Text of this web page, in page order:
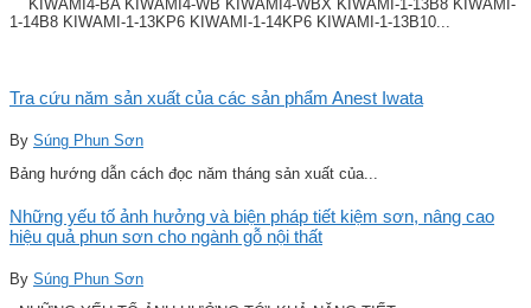
KIWAMI4-BA KIWAMI4-WB KIWAMI4-WBX KIWAMI-1-13B8 KIWAMI-
1-14B8 KIWAMI-1-13KP6 KIWAMI-1-14KP6 KIWAMI-1-13B10...
Tra cứu năm sản xuất của các sản phẩm Anest Iwata
By Súng Phun Sơn
Bảng hướng dẫn cách đọc năm tháng sản xuất của...
Những yếu tố ảnh hưởng và biện pháp tiết kiệm sơn, nâng cao
hiệu quả phun sơn cho ngành gỗ nội thất
By Súng Phun Sơn